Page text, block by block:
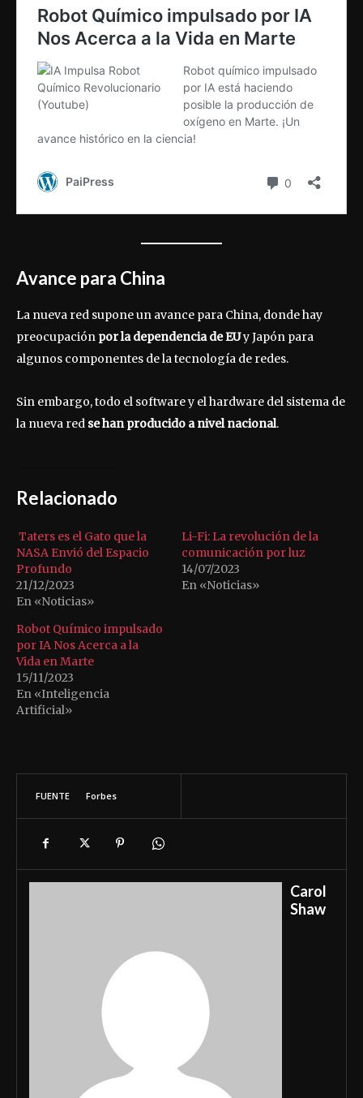
Avance para China
La nueva red supone un avance para China, donde hay
preocupación por la dependencia de EUy Japón para
algunos componentes de la tecnología de redes.
Sin embargo, todo el software y el hardware del sistema de
la nueva red se han producido a nivel nacional.
Relacionado
Taters es el Gato que la
NASA Envió del Espacio
Profundo
21/12/2023
En «Noticias»
Li-Fi: La revolución de la
comunicación por luz
14/07/2023
En «Noticias»
Robot Químico impulsado
por IA Nos Acerca a la
Vida en Marte
15/11/2023
En «Inteligencia
Artificial»
FUENTE Forbes
Carol
Shaw